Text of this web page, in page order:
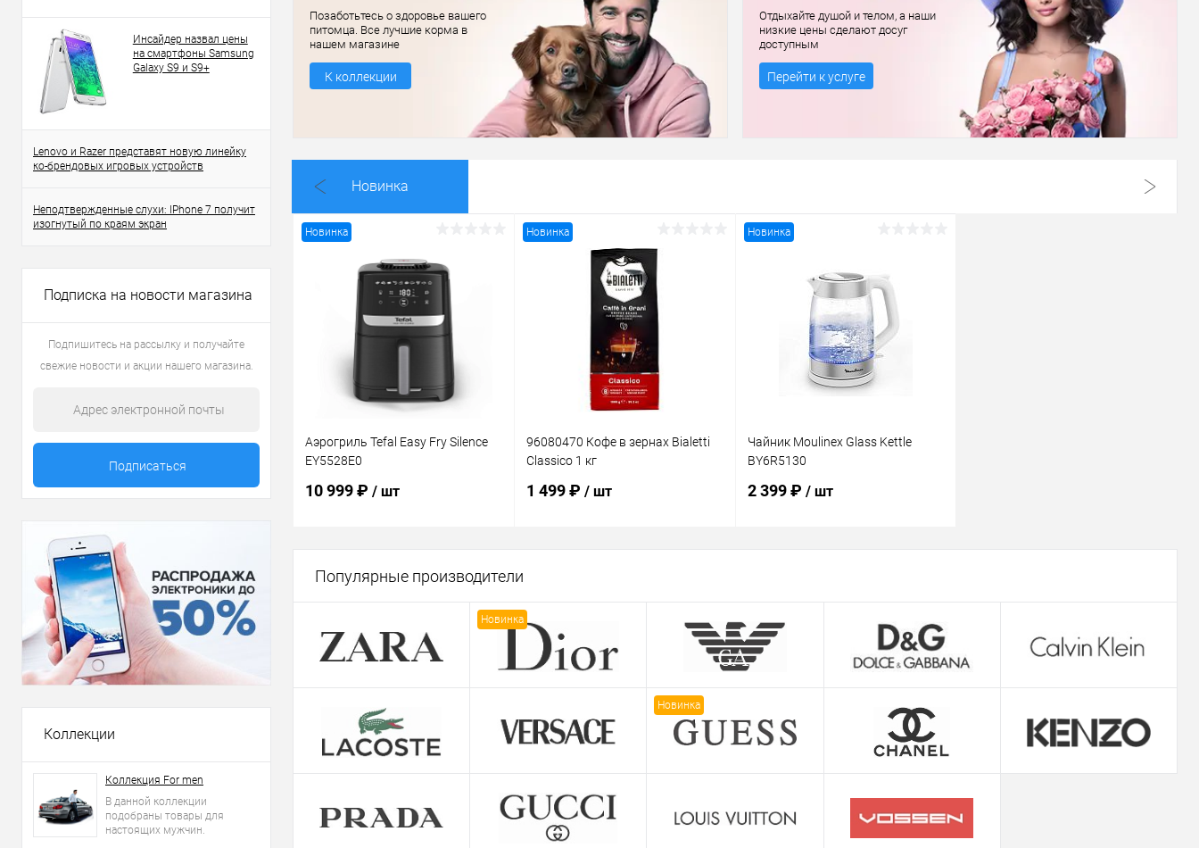
Инсайдер назвал цены
на смартфоны Samsung
Galaxy S9 и S9+
Lenovo и Razer представят новую линейку
ко-брендовых игровых устройств
Неподтвержденные слухи: IPhone 7 получит
изогнутый по краям экран
Подписка на новости магазина
Подпишитесь на рассылку и получайте
свежие новости и акции нашего магазина.
Коллекции
Коллекция For men
В данной коллекции
подобраны товары для
настоящих мужчин.
Позаботьтесь о здоровье вашего
питомца. Все лучшие корма в
нашем магазине
К коллекции
Отдыхайте душой и телом, а наши
низкие цены сделают досуг
доступным
Перейти к услуге
Новинка
Новинка
Аэрогриль Tefal Easy Fry Silence
EY5528E0
10 999 ₽ / шт
Сравнение
В избранное
Новинка
96080470 Кофе в зернах Bialetti
Classico 1 кг
1 499 ₽ / шт
В избранное В наличии
Новинка
Чайник Moulinex Glass Kettle
BY6R5130
2 399 ₽ / шт
В избранное В наличии
Популярные производители
Новинка
Новинка